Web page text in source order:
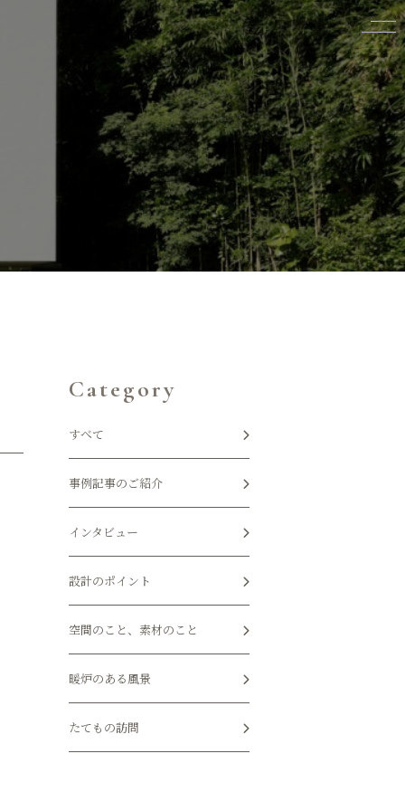
Category
すべて
事例記事のご紹介
インタビュー
設計のポイント
空間のこと、素材のこと
暖炉のある風景
たてもの訪問